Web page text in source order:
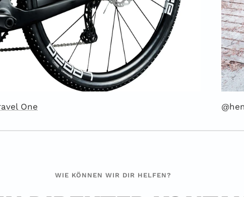
One
WIE KÖNNEN WIR DIR HELFEN?